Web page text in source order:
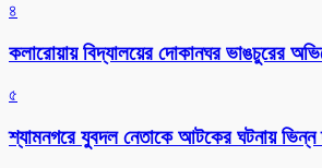
৪
কলারোয়ায় বিদ্যালয়ের দোকানঘর ভাঙচুরের
৫
শ্যামনগরে যুবদল নেতাকে আটকের ঘটনায় ভিন্ন